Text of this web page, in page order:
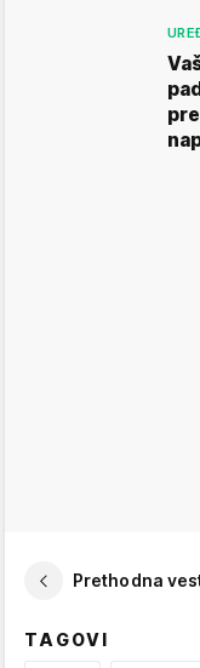
Prethodna
TAGOVI